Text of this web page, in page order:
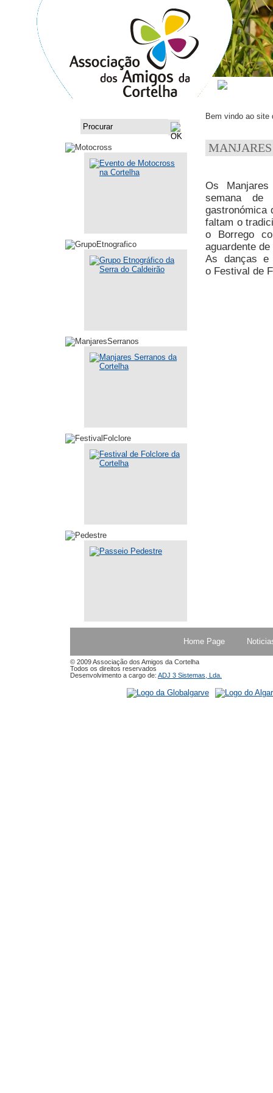
Bem vindo ao site
Os
semana de
gastronómica
faltam o
o Borrego
aguardente
As danças e
o Festival de
Home Page
© 2009 Associação dos Amigos da Cortelha
Todos os direitos reservados
Desenvolvimento a cargo de: ADJ 3 Sistemas, Lda.